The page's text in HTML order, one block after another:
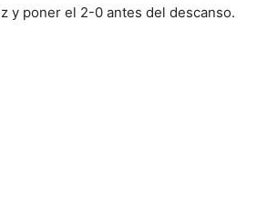
y poner el 2-0 antes del descanso.